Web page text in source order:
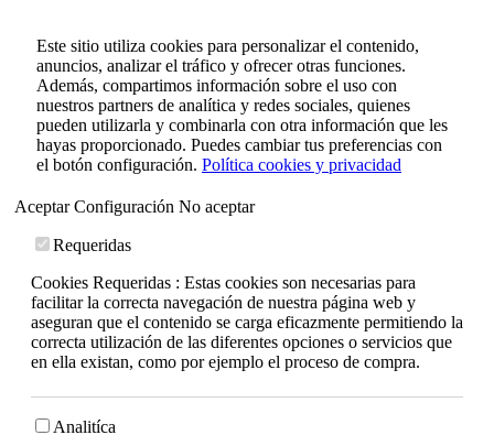
Este sitio utiliza cookies para personalizar el contenido,
anuncios, analizar el tráfico y ofrecer otras funciones.
Además, compartimos información sobre el uso con
nuestros partners de analítica y redes sociales, quienes
pueden utilizarla y combinarla con otra información que les
hayas proporcionado. Puedes cambiar tus preferencias con
el botón configuración. Política cookies y privacidad
AceptarConfiguración No aceptar
Requeridas
Cookies Requeridas : Estas cookies son necesarias para
facilitar la correcta navegación de nuestra página web y
aseguran que el contenido se carga eficazmente permitiendo la
correcta utilización de las diferentes opciones o servicios que
en ella existan, como por ejemplo el proceso de compra.
Analitíca